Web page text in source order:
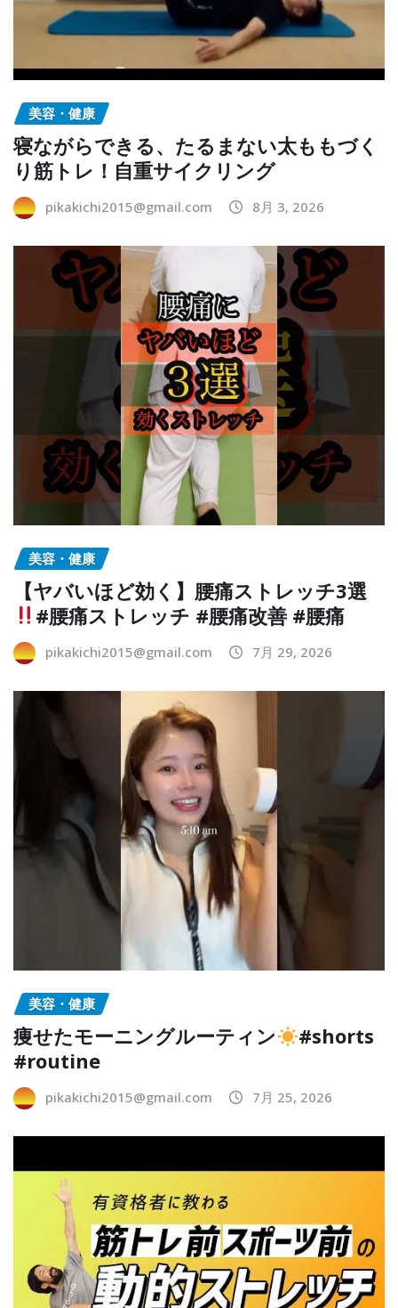
美容・健康
寝ながらできる、たるまない太ももづく
り筋トレ！自重サイクリング
pikakichi2015@gmail.com 8月 3, 2026
美容・健康
【ヤバいほど効く】腰痛ストレッチ3選
#腰痛ストレッチ #腰痛改善 #腰痛
pikakichi2015@gmail.com 7月 29, 2026
美容・健康
痩せたモーニングルーティン
#shorts
#routine
pikakichi2015@gmail.com 7月 25, 2026